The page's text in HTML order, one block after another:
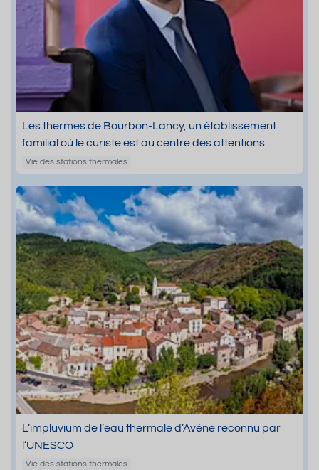
Les thermes de Bourbon-Lancy, un établissement
familial où le curiste est au centre des attentions
Vie des stations thermales
L’impluvium de l’eau thermale d’Avène reconnu par
l’UNESCO
Vie des stations thermales